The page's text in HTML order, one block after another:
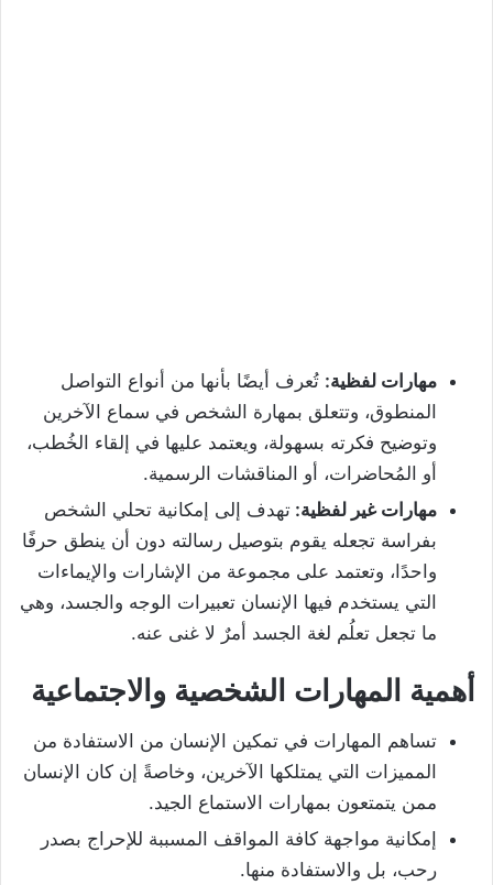
مهارات لفظية: تُعرف أيضًا بأنها من أنواع التواصل
المنطوق، وتتعلق بمهارة الشخص في سماع الآخرين
وتوضيح فكرته بسهولة، ويعتمد عليها في إلقاء الخُطب،
أو المُحاضرات، أو المناقشات الرسمية.
مهارات غير لفظية: تهدف إلى إمكانية تحلي الشخص
بفراسة تجعله يقوم بتوصيل رسالته دون أن ينطق حرفًا
واحدًا، وتعتمد على مجموعة من الإشارات والإيماءات
التي يستخدم فيها الإنسان تعبيرات الوجه والجسد، وهي
ما تجعل تعلُم لغة الجسد أمرٌ لا غنى عنه.
أهمية المهارات الشخصية والاجتماعية
تساهم المهارات في تمكين الإنسان من الاستفادة من
المميزات التي يمتلكها الآخرين، وخاصةً إن كان الإنسان
ممن يتمتعون بمهارات الاستماع الجيد.
إمكانية مواجهة كافة المواقف المسببة للإحراج بصدر
رحب، بل والاستفادة منها.